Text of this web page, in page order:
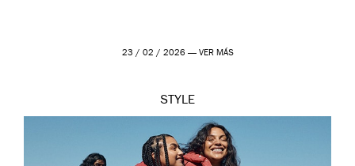
23 / 02 / 2026 — VER MÁS
STYLE